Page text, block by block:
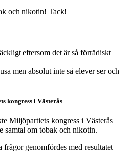
och nikotin! Tack!
eftersom det är så förrädiskt
men absolut inte så elever ser och
kongress i Västerås
Miljöpartiets kongress i Västerås
samtal om tobak och nikotin.
frågor genomfördes med resultatet